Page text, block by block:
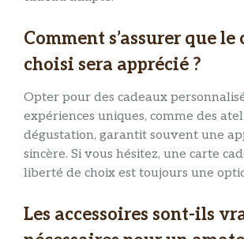
Comment s’assurer que le
choisi sera apprécié ?
Opter pour des cadeaux
expériences uniques, comme des
dégustation, garantit souvent une
sincère. Si vous hésitez, une carte
liberté de choix est toujours une
Les accessoires sont-ils